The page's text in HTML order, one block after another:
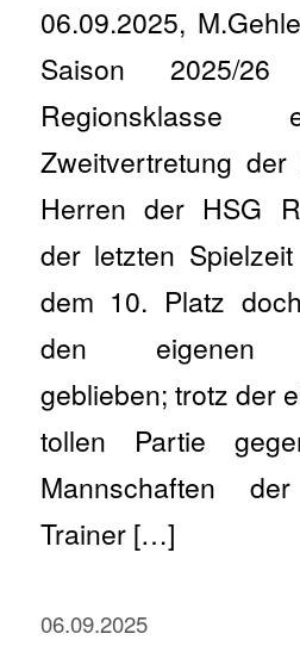
06.09.2025,
Saison 2025/
Regionsklasse
Zweitvertretung
Herren der HSG
der letzten
dem 10. Platz
den eigenen
geblieben; trotz der
tollen Partie
Mannschaften
Trainer […]
06.09.2025